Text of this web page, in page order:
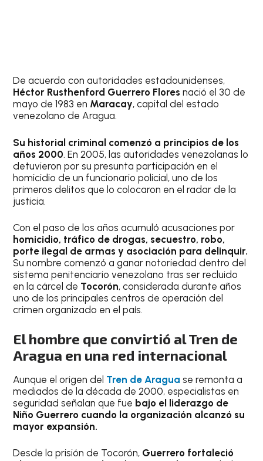
De acuerdo con autoridades estadounidenses,
Héctor Rusthenford Guerrero Flores nació el 30 de
mayo de 1983 en Maracay, capital del estado
venezolano de Aragua.
Su historial criminal comenzó a principios de los
años 2000. En 2005, las autoridades venezolanas lo
detuvieron por su presunta participación en el
homicidio de un funcionario policial, uno de los
primeros delitos que lo colocaron en el radar de la
justicia.
Con el paso de los años acumuló acusaciones por
homicidio, tráfico de drogas, secuestro, robo,
porte ilegal de armas y asociación para delinquir.
Su nombre comenzó a ganar notoriedad dentro del
sistema penitenciario venezolano tras ser recluido
en la cárcel de Tocorón, considerada durante años
uno de los principales centros de operación del
crimen organizado en el país.
El hombre que convirtió al Tren de
Aragua en una red internacional
Aunque el origen del Tren de Aragua se remonta a
mediados de la década de 2000, especialistas en
seguridad señalan que fue bajo el liderazgo de
Niño Guerrero cuando la organización alcanzó su
mayor expansión.
Desde la prisión de Tocorón, Guerrero fortaleció